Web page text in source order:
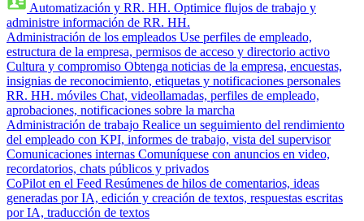
Automatización y RR. HH. Optimice flujos de trabajo y
administre información de RR. HH.
Administración de los empleados Use perfiles de empleado,
estructura de la empresa, permisos de acceso y directorio activo
Cultura y compromiso Obtenga noticias de la empresa, encuestas,
insignias de reconocimiento, etiquetas y notificaciones personales
RR. HH. móviles Chat, videollamadas, perfiles de empleado,
aprobaciones, notificaciones sobre la marcha
Administración de trabajo Realice un seguimiento del rendimiento
del empleado con KPI, informes de trabajo, vista del supervisor
Comunicaciones internas Comuníquese con anuncios en video,
recordatorios, chats públicos y privados
CoPilot en el Feed Resúmenes de hilos de comentarios, ideas
generadas por IA, edición y creación de textos, respuestas escritas
por IA, traducción de textos